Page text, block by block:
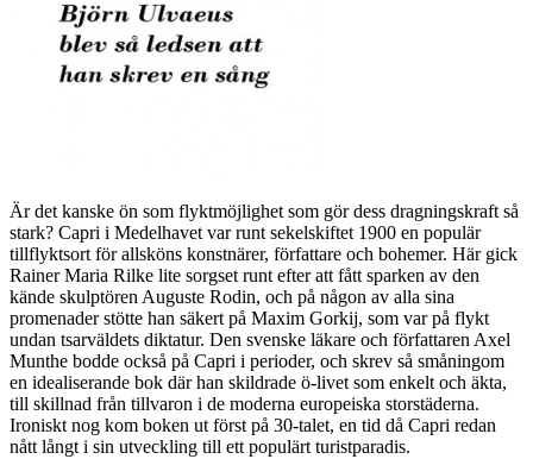
Är det kanske ön som flyktmöjlighet som gör dess dragningskraft så
stark? Capri i Medelhavet var runt sekelskiftet 1900 en populär
tillflyktsort för allsköns konstnärer, författare och bohemer. Här gick
Rainer Maria Rilke lite sorgset runt efter att fått sparken av den
kände skulptören Auguste Rodin, och på någon av alla sina
promenader stötte han säkert på Maxim Gorkij, som var på flykt
undan tsarväldets diktatur. Den svenske läkare och författaren Axel
Munthe bodde också på Capri i perioder, och skrev så småningom
en idealiserande bok där han skildrade ö-livet som enkelt och äkta,
till skillnad från tillvaron i de moderna europeiska storstäderna.
Ironiskt nog kom boken ut först på 30-talet, en tid då Capri redan
nått långt i sin utveckling till ett populärt turistparadis.